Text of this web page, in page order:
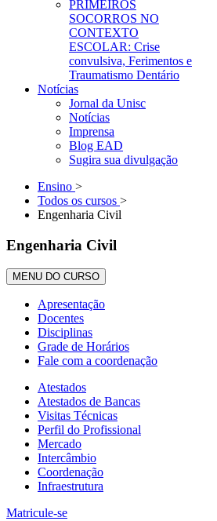
PRIMEIROS
SOCORROS NO
CONTEXTO
ESCOLAR: Crise
convulsiva, Ferimentos e
Traumatismo Dentário
Notícias
Jornal da Unisc
Notícias
Imprensa
Blog EAD
Sugira sua divulgação
Ensino >
Todos os cursos >
Engenharia Civil
Engenharia Civil
MENU DO CURSO
Apresentação
Docentes
Disciplinas
Grade de Horários
Fale com a coordenação
Atestados
Atestados de Bancas
Visitas Técnicas
Perfil do Profissional
Mercado
Intercâmbio
Coordenação
Infraestrutura
Matricule-se